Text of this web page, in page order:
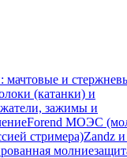
и
(катанки) и
зажимы и
Forend МОЭС
стримера)Zandz